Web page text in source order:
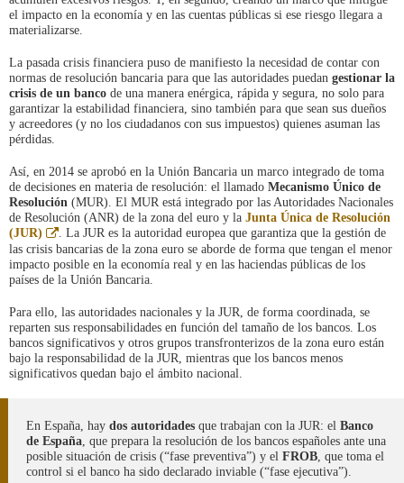
el impacto en la economía y en las cuentas públicas si ese riesgo llegara a
materializarse.
La pasada crisis financiera puso de manifiesto la necesidad de contar con
normas de resolución bancaria para que las autoridades puedan gestionar la
crisis de un banco de una manera enérgica, rápida y segura, no solo para
garantizar la estabilidad financiera, sino también para que sean sus dueños
y acreedores (y no los ciudadanos con sus impuestos) quienes asuman las
pérdidas.
Así, en 2014 se aprobó en la Unión Bancaria un marco integrado de toma
de decisiones en materia de resolución: el llamado Mecanismo Único de
Resolución (MUR). El MUR está integrado por las Autoridades Nacionales
de Resolución (ANR) de la zona del euro y la Junta Única de Resolución
(JUR)
Abre
en
ventana
nueva
. La JUR es la autoridad europea que garantiza que la gestión de
las crisis bancarias de la zona euro se aborde de forma que tengan el menor
impacto posible en la economía real y en las haciendas públicas de los
países de la Unión Bancaria.
Para ello, las autoridades nacionales y la JUR, de forma coordinada, se
reparten sus responsabilidades en función del tamaño de los bancos. Los
bancos significativos y otros grupos transfronterizos de la zona euro están
bajo la responsabilidad de la JUR, mientras que los bancos menos
significativos quedan bajo el ámbito nacional.
En España, hay dos autoridades que trabajan con la JUR: el Banco
de España , que prepara la resolución de los bancos españoles ante una
posible situación de crisis (“fase preventiva”) y el FROB , que toma el
control si el banco ha sido declarado inviable (“fase ejecutiva”).